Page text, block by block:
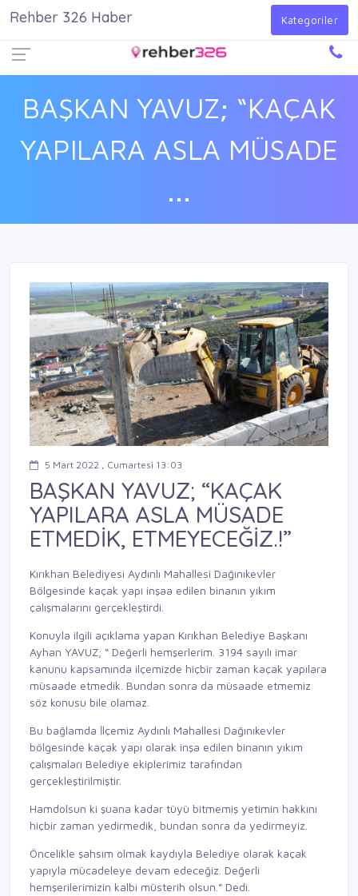
Giriş Yap
BAŞKAN YAVUZ; “KAÇAK
YAPILARA ASLA MÜSADE
...
Rehber 326 Haber Kategoriler
5 Mart 2022 , Cumartesi 13:03
BAŞKAN YAVUZ; “KAÇAK
YAPILARA ASLA MÜSADE
ETMEDİK, ETMEYECEĞİZ.!”
Kırıkhan Belediyesi Aydınlı Mahallesi Dağınıkevler
Bölgesinde kaçak yapı inşaa edilen binanın yıkım
çalışmalarını gerçekleştirdi.
Konuyla ilgili açıklama yapan Kırıkhan Belediye Başkanı
Ayhan YAVUZ; “ Değerli hemşerlerim. 3194 sayılı imar
kanunu kapsamında ilçemizde hiçbir zaman kaçak yapılara
müsaade etmedik. Bundan sonra da müsaade etmemiz
söz konusu bile olamaz.
Bu bağlamda İlçemiz Aydınlı Mahallesi Dağınıkevler
bölgesinde kaçak yapı olarak inşa edilen binanın yıkım
çalışmaları Belediye ekiplerimiz tarafından
gerçekleştirilmiştir.
Hamdolsun ki şuana kadar tüyü bitmemiş yetimin hakkını
hiçbir zaman yedirmedik, bundan sonra da yedirmeyiz.
Öncelikle şahsım olmak kaydıyla Belediye olarak kaçak
yapıyla mücadeleye devam edeceğiz. Değerli
hemşerilerimizin kalbi müsterih olsun.” Dedi.